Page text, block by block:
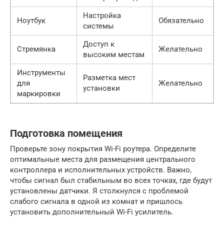
Ноутбук
Настройка
системы
Обязательно
Стремянка
Доступ к
высоким местам
Желательно
Инструменты
для
маркировки
Разметка мест
установки
Желательно
Подготовка помещения
Проверьте зону покрытия Wi-Fi роутера. Определите
оптимальные места для размещения центрального
контроллера и исполнительных устройств. Важно,
чтобы сигнал был стабильным во всех точках, где будут
установлены датчики. Я столкнулся с проблемой
слабого сигнала в одной из комнат и пришлось
установить дополнительный Wi-Fi усилитель.